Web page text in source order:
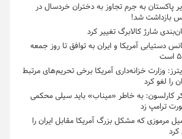
پاکستان به جرم تجاوز به دختران خردسال در
بازداشت شد!
شارژ کالابرگ تغییر کرد
دستیابی آمریکا و ایران به توافق تا روز جمعه
وزارت خزانه‌داری آمریکا برخی تحریم‌های مرتبط
را لغو کرد
کارلسون: به خاطر «میناب» باید سیلی محکمی
ترامپ زد
مرموزی که مشکل بزرگ آمریکا مقابل ایران را